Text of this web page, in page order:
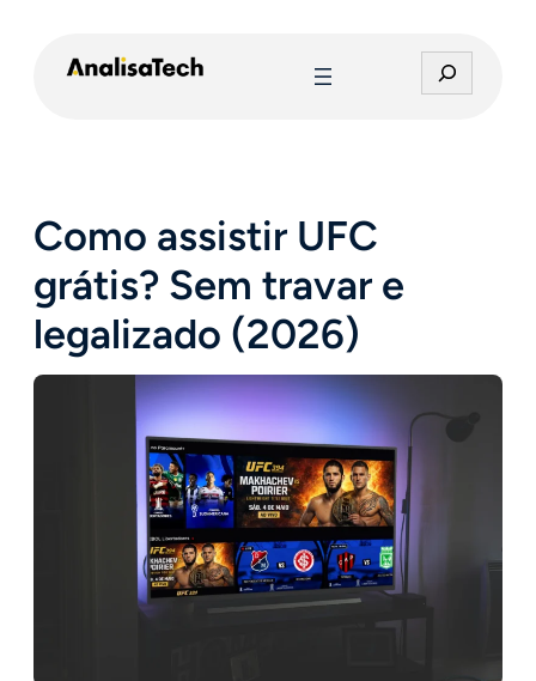
e
Como assistir UFC
grátis? Sem travar e
legalizado (2026)